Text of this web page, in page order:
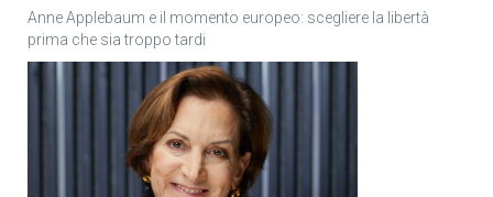
Anne Applebaum e il momento europeo: scegliere la libertà
prima che sia troppo tardi